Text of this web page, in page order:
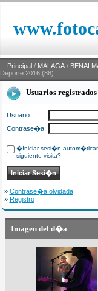
Principal / MALAGA /
Deporte 2016 (88)
Usuarios registrados
Usuario:
Contrase�a:
�Iniciar sesi�n
siguiente visita?
» Contrase�a olvidada
» Registro
Imagen del d�a